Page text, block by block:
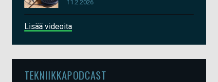
11.2.2026
Lisää videoita
TEKNIIKKAPODCAST